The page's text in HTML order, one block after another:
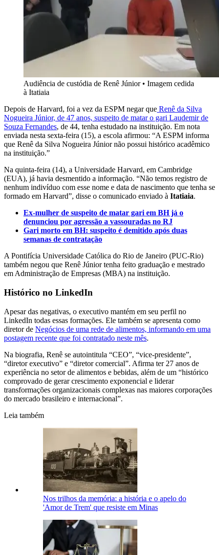
Audiência de custódia de Renê Júnior• Imagem cedida
à Itatiaia
Depois de Harvard, foi a vez da ESPM negar que Renê da Silva
Nogueira Júnior, de 47 anos, suspeito de matar o gari Laudemir de
Souza Fernandes, de 44, tenha estudado na instituição. Em nota
enviada nesta sexta-feira (15), a escola afirmou: “A ESPM informa
que Renê da Silva Nogueira Júnior não possui histórico acadêmico
na instituição.”
Na quinta-feira (14), a Universidade Harvard, em Cambridge
(EUA), já havia desmentido a informação. “Não temos registro de
nenhum indivíduo com esse nome e data de nascimento que tenha se
formado em Harvard”, disse o comunicado enviado à Itatiaia.
Ex-mulher de suspeito de matar gari em BH já o
denunciou por agressão a vassouradas no RJ
Gari morto em BH: suspeito é demitido após duas
semanas de contratação
A Pontifícia Universidade Católica do Rio de Janeiro (PUC-Rio)
também negou que Renê Júnior tenha feito graduação e mestrado
em Administração de Empresas (MBA) na instituição.
Histórico no LinkedIn
Apesar das negativas, o executivo mantém em seu perfil no
LinkedIn todas essas formações. Ele também se apresenta como
diretor de Negócios de uma rede de alimentos, informando em uma
postagem recente que foi contratado neste mês.
Na biografia, Renê se autointitula “CEO”, “vice-presidente”,
“diretor executivo” e “diretor comercial”. Afirma ter 27 anos de
experiência no setor de alimentos e bebidas, além de um “histórico
comprovado de gerar crescimento exponencial e liderar
transformações organizacionais complexas nas maiores corporações
do mercado brasileiro e internacional”.
Leia também
Nos trilhos da memória: a história e o apelo do
'Amor de Trem' que resiste em Minas